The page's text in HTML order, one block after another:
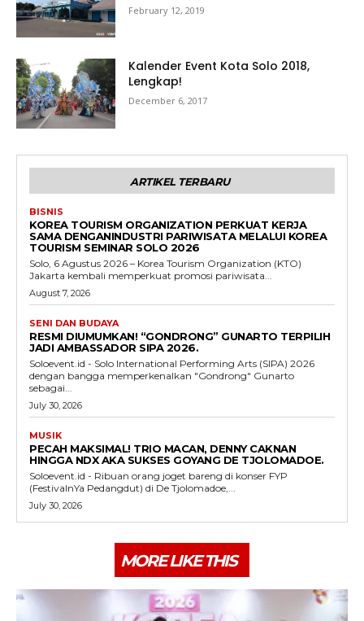
February 12, 2019
Kalender Event Kota Solo 2018,
Lengkap!
December 6, 2017
ARTIKEL TERBARU
BISNIS
KOREA TOURISM ORGANIZATION PERKUAT KERJA
SAMA DENGANINDUSTRI PARIWISATA MELALUI KOREA
TOURISM SEMINAR SOLO 2026
Solo, 6 Agustus 2026 – Korea Tourism Organization (KTO)
Jakarta kembali memperkuat promosi pariwisata...
August 7, 2026
SENI DAN BUDAYA
RESMI DIUMUMKAN! “GONDRONG” GUNARTO TERPILIH
JADI AMBASSADOR SIPA 2026.
Soloevent.id - Solo International Performing Arts (SIPA) 2026
dengan bangga memperkenalkan "Gondrong" Gunarto
sebagai...
July 30, 2026
MUSIK
PECAH MAKSIMAL! TRIO MACAN, DENNY CAKNAN
HINGGA NDX AKA SUKSES GOYANG DE TJOLOMADOE.
Soloevent.id - Ribuan orang joget bareng di konser FYP
(FestivalnYa Pedangdut) di De Tjolomadoe,...
July 30, 2026
MORE LIKE THIS